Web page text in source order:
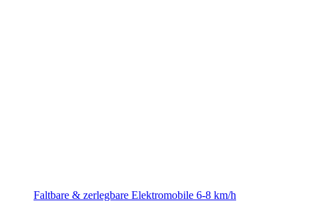
Faltbare & zerlegbare Elektromobile 6-8 km/h